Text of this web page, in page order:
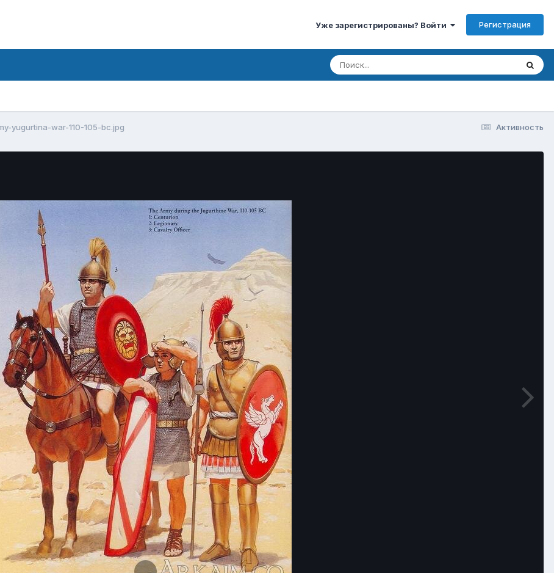
Уже зарегистрированы? Войти Регистрация
Активность
yugurtina-war-110-105-bc.jpg